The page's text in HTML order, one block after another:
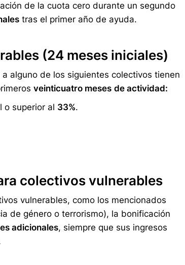
de la cuota cero durante un segundo
tras el primer año de ayuda.
(24 meses iniciales)
alguno de los siguientes colectivos tienen
veinticuatro meses de actividad:
o superior al 33%.
colectivos vulnerables
vulnerables, como los mencionados
de género o terrorismo), la bonificación
adicionales, siempre que sus ingresos